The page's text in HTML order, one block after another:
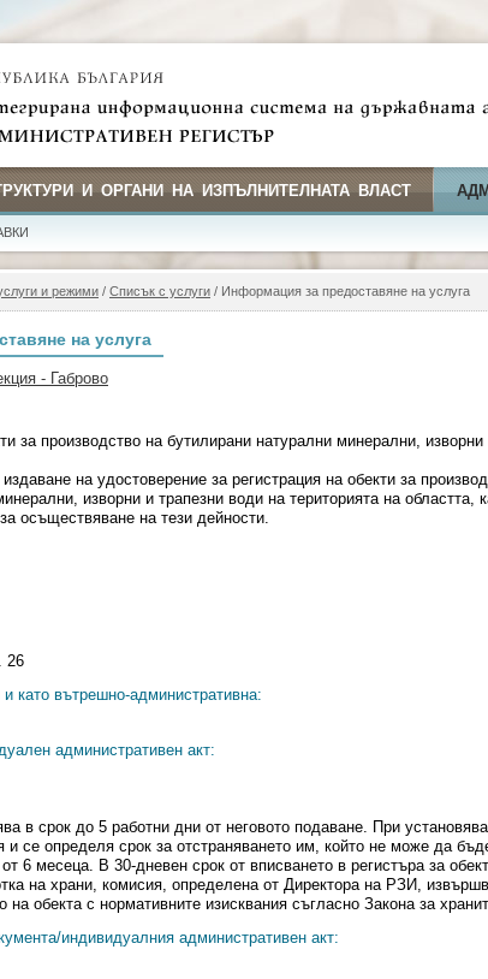
И ОРГАНИ НА ИЗПЪЛНИТЕЛНАТА ВЛАСТ
и режими / Списък с услуги / Информация за предоставяне на услуга
на услуга
- Габрово
за производство на бутилирани натурални минерални,
на удостоверение за регистрация на обекти за
изворни и трапезни води на територията на областта,
осъществяване на тези дейности.
26
като вътрешно-административна:
административен акт:
в срок до 5 работни дни от неговото подаване. При
и се определя срок за отстраняването им, който не може да
6 месеца. В 30-дневен срок от вписването в регистъра за
на храни, комисия, определена от Директора на РЗИ,
на обекта с нормативните изисквания съгласно Закона за
индивидуалния административен акт: